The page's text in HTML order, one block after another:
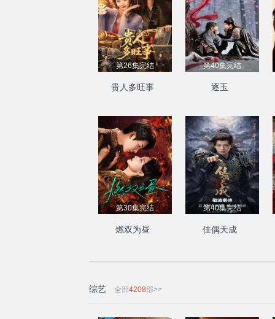
第26集完结
贵人多旺事
第40集完结
逐玉
第30集完结
燃双为昼
第40集完结
佳偶天成
综艺 全部4208部>>